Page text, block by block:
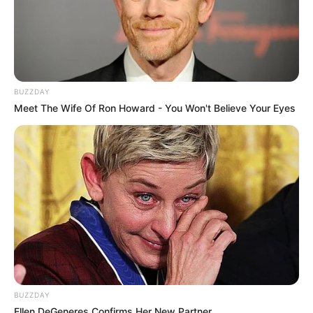
-ad3
*********************************************
Óbito de Agente de Endemias causa comoção em Queimadas
e reforça pedido por investigação.
BUZZDAY
Meet The Wife Of Ron Howard - You Won't Believe Your Eyes
BUZZDAY